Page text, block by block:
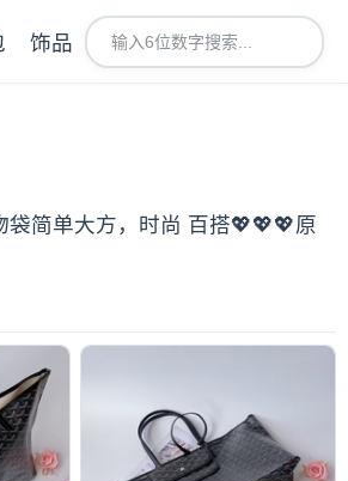
饰品
简单大方，时尚 百搭💖💖💖原